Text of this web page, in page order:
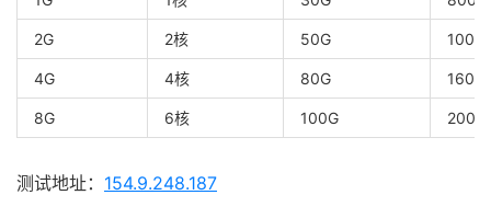
2G 2核 50G
4G 4核 80G
8G 6核 100G
测试地址： 154.9.248.187